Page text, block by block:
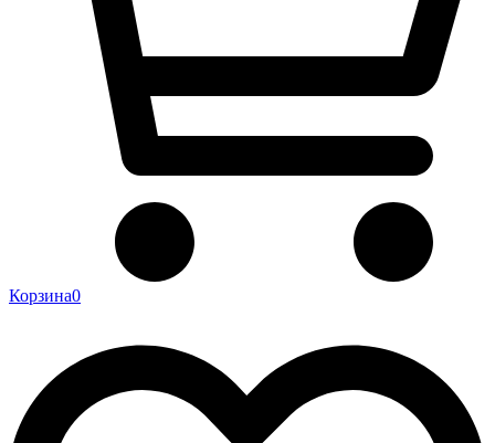
Корзина0